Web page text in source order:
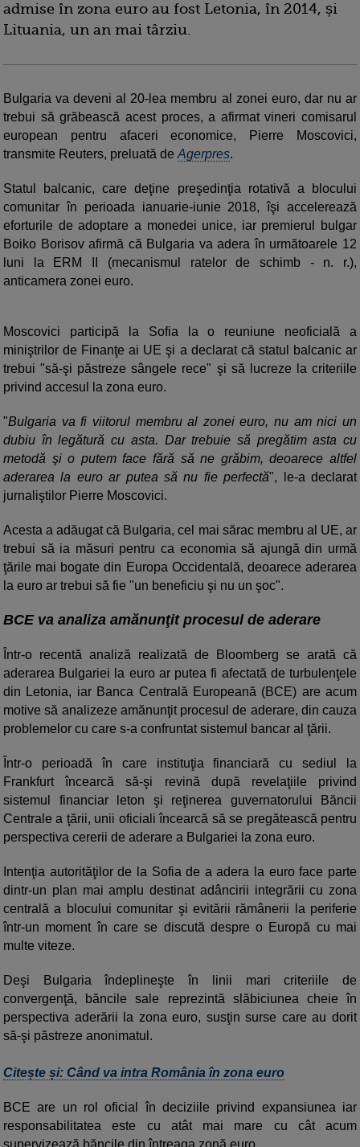
admise în zona euro au fost Letonia, în 2014, și
Lituania, un an mai târziu.
Bulgaria va deveni al 20-lea membru al zonei euro, dar nu ar
trebui să grăbească acest proces, a afirmat vineri comisarul
european pentru afaceri economice, Pierre Moscovici,
transmite Reuters, preluată de Agerpres.
Statul balcanic, care deţine preşedinţia rotativă a blocului
comunitar în perioada ianuarie-iunie 2018, îşi accelerează
eforturile de adoptare a monedei unice, iar premierul bulgar
Boiko Borisov afirmă că Bulgaria va adera în următoarele 12
luni la ERM II (mecanismul ratelor de schimb - n. r.),
anticamera zonei euro.
Moscovici participă la Sofia la o reuniune neoficială a
miniştrilor de Finanţe ai UE şi a declarat că statul balcanic ar
trebui "să-şi păstreze sângele rece" şi să lucreze la criteriile
privind accesul la zona euro.
"Bulgaria va fi viitorul membru al zonei euro, nu am nici un
dubiu în legătură cu asta. Dar trebuie să pregătim asta cu
metodă şi o putem face fără să ne grăbim, deoarece altfel
aderarea la euro ar putea să nu fie perfectă", le-a declarat
jurnaliştilor Pierre Moscovici.
Acesta a adăugat că Bulgaria, cel mai sărac membru al UE, ar
trebui să ia măsuri pentru ca economia să ajungă din urmă
ţările mai bogate din Europa Occidentală, deoarece aderarea
la euro ar trebui să fie "un beneficiu şi nu un şoc".
BCE va analiza amănunţit procesul de aderare
Într-o recentă analiză realizată de Bloomberg se arată că
aderarea Bulgariei la euro ar putea fi afectată de turbulenţele
din Letonia, iar Banca Centrală Europeană (BCE) are acum
motive să analizeze amănunţit procesul de aderare, din cauza
problemelor cu care s-a confruntat sistemul bancar al ţării.
Într-o perioadă în care instituţia financiară cu sediul la
Frankfurt încearcă să-şi revină după revelaţiile privind
sistemul financiar leton şi reţinerea guvernatorului Băncii
Centrale a ţării, unii oficiali încearcă să se pregătească pentru
perspectiva cererii de aderare a Bulgariei la zona euro.
Intenţia autorităţilor de la Sofia de a adera la euro face parte
dintr-un plan mai amplu destinat adâncirii integrării cu zona
centrală a blocului comunitar şi evitării rămânerii la periferie
într-un moment în care se discută despre o Europă cu mai
multe viteze.
Deşi Bulgaria îndeplineşte în linii mari criteriile de
convergenţă, băncile sale reprezintă slăbiciunea cheie în
perspectiva aderării la zona euro, susţin surse care au dorit
să-şi păstreze anonimatul.
Citește și: Când va intra România în zona euro
BCE are un rol oficial în deciziile privind expansiunea iar
responsabilitatea este cu atât mai mare cu cât acum